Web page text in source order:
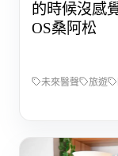
的時候沒感
OS桑阿松
未來醫聲 旅遊